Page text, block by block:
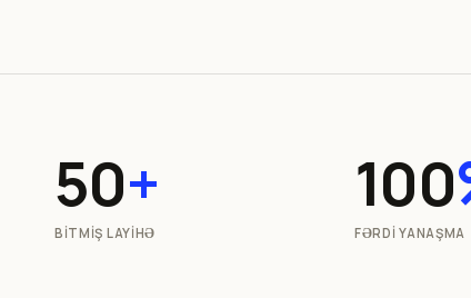
50+
BITMIŞ LAYIHƏ
100
FƏRDI YANAŞMA